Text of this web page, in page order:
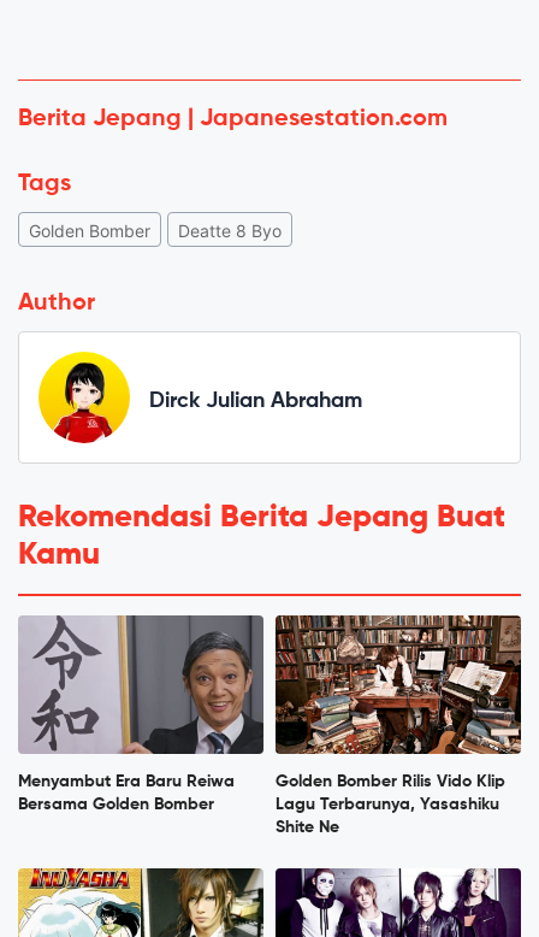
Berita Jepang | Japanesestation.com
Tags
Golden Bomber Deatte 8 Byo
Author
Dirck Julian Abraham
Rekomendasi Berita Jepang Buat
Kamu
Menyambut Era Baru Reiwa
Bersama Golden Bomber
Golden Bomber Rilis Vido Klip
Lagu Terbarunya, Yasashiku
Shite Ne